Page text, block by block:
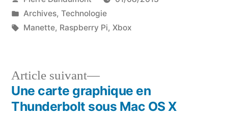
par
Publié
dans
Archives, Technologie
Étiquettes :
Manette, Raspberry Pi, Xbox
Navigation
Article suivant
Article
suivant :
Une carte graphique en
Thunderbolt sous Mac OS X